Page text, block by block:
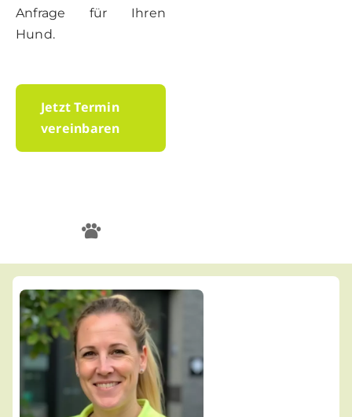
Anfrage für Ihren
Hund.
Jetzt Termin
vereinbaren